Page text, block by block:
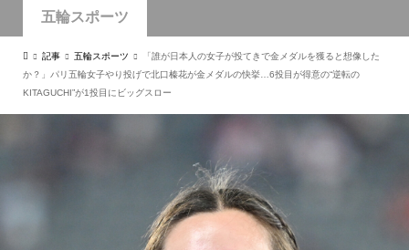
五輪スポーツ
記事 五輪スポーツ
「誰が日本人の女子が投てきで金メダルを獲ると想像した
か？」パリ五輪女子やり投げで北口榛花が金メダルの快挙…6投目が得意の“逆転の
KITAGUCHI”が1投目にビッグスロー